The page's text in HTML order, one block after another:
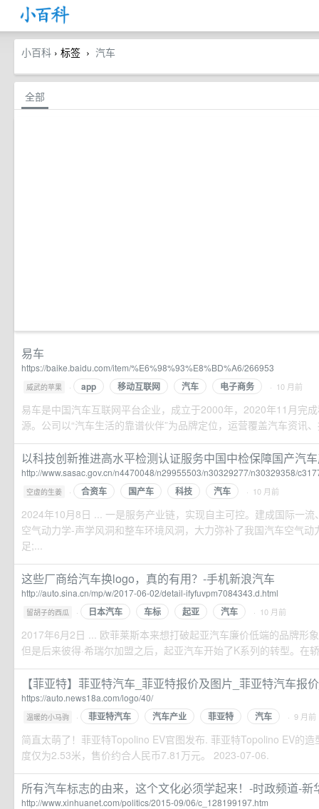
小百科 › 标签 › 汽车
全部
易车
https://baike.baidu.com/item/%E6%98%93%E8%BD%A6/266953
威武的苹果 · app 移动互联网 汽车 电子商务 · 10 月前
易车是中国汽车互联网平台企业，成立于2000年，2020年11月完
源。公司以“汽车生活的靠谱伙伴”为品牌定位，运营覆盖汽车资讯
以科技创新推进高水平检测认证服务中国中检保障国产汽
http://www.sasac.gov.cn/n4470048/n29955503/n30329277/n30329358/
空虚的生姜 · 合资车 国产车 科技 汽车 · 10 月前
2024年10月8日 ... 一是服务产业链，实现自主可控。建成国际一
空气动力学-声学风洞和整车环境风洞，大力弥补了我国汽车空气动
足;...
这些厂商给汽车换logo，真的有用？-手机新浪汽车
http://auto.sina.cn/mp/w/2017-06-02/detail-ifyfuvpm7084343.d.html
留胡子的西瓜 · 日本汽车 车标 起亚 汽车 · 10 月前
2017年6月2日 ... 欧菲莱斯本来想打破起亚汽车廉价低端的品牌形
但是后来彼得·希瑞尔加盟之后，起亚汽车开始了K系列的转型。在
【菲亚特】菲亚特汽车_菲亚特报价及图片_菲亚特汽车报
https://auto.news18a.com/logo/40/
温暖的小马驹 · 菲亚特汽车 汽车产业 菲亚特 汽车 · 9 月前
简直太萌了！菲亚特Topolino EV官图发布. 菲亚特Topolino EV的
度仅为2.53米，售价约合人民币7.81万元。 2023-07-06.
所有汽车标志的由来，这个文化必须学起来！-时政频道-新
http://www.xinhuanet.com/politics/2015-09/06/c_128199197.htm